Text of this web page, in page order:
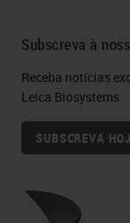
Subscreva à
Receba notícias
Leica Biosystems
SUBSCREVA